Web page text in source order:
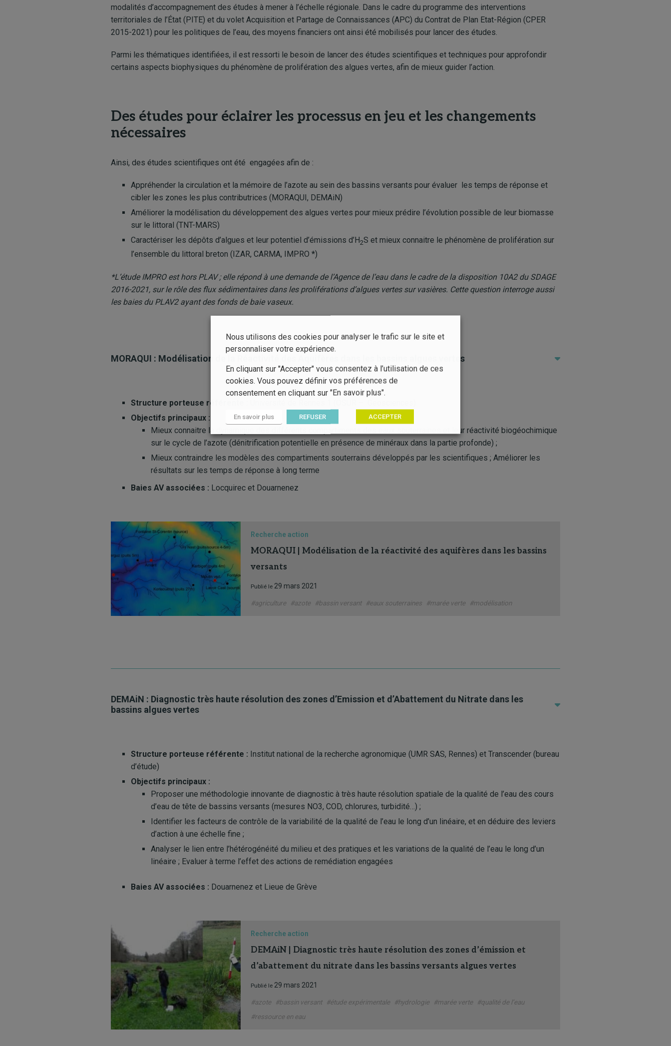
modalités d’accompagnement des études à mener à l’échelle régionale. Dans le cadre du programme des interventions
territoriales de l’État (PITE) et du volet Acquisition et Partage de Connaissances (APC) du Contrat de Plan Etat-Région (CPER
2015-2021) pour les politiques de l’eau, des moyens financiers ont ainsi été mobilisés pour lancer des études.
Parmi les thématiques identifiées, il est ressorti le besoin de lancer des études scientifiques et techniques pour approfondir
certains aspects biophysiques du phénomène de prolifération des algues vertes, afin de mieux guider l’action.
Des études pour éclairer les processus en jeu et les changements
nécessaires
Ainsi, des études scientifiques ont été engagées afin de :
Appréhender la circulation et la mémoire de l’azote au sein des bassins versants pour évaluer les temps de réponse et
cibler les zones les plus contributrices (MORAQUI, DEMAiN)
Améliorer la modélisation du développement des algues vertes pour mieux prédire l’évolution possible de leur biomasse
sur le littoral (TNT-MARS)
Caractériser les dépôts d’algues et leur potentiel d’émissions d’H2S et mieux connaitre le phénomène de prolifération sur
l’ensemble du littoral breton (IZAR, CARMA, IMPRO *)
*L’étude IMPRO est hors PLAV ; elle répond à une demande de l’Agence de l’eau dans le cadre de la disposition 10A2 du SDAGE
2016-2021, sur le rôle des flux sédimentaires dans les proliférations d’algues vertes sur vasières. Cette question interroge aussi
les baies du PLAV2 ayant des fonds de baie vaseux.
MORAQUI : Modélisation de la Réactivité des Aquifères dans les bassins algues vertes
Structure porteuse référente :
Objectifs principaux :
Mieux connaitre la dynamique des différents compartiments des eaux souterraines et leur réactivité biogéochimique
sur le cycle de l’azote (dénitrification potentielle en présence de minéraux dans la partie profonde) ;
Mieux contraindre les modèles des compartiments souterrains développés par les scientifiques ; Améliorer les
résultats sur les temps de réponse à long terme
Baies AV associées : Locquirec et Douarnenez
Recherche action
MORAQUI | Modélisation de la réactivité des aquifères dans les bassins
versants
Publié le 29 mars 2021
#agriculture #azote #bassin versant #eaux souterraines #marée verte #modélisation
DEMAiN : Diagnostic très haute résolution des zones d’Emission et d’Abattement du Nitrate dans les
bassins algues vertes
Structure porteuse référente : Institut national de la recherche agronomique (UMR SAS, Rennes) et Transcender (bureau
d’étude)
Objectifs principaux :
Proposer une méthodologie innovante de diagnostic à très haute résolution spatiale de la qualité de l’eau des cours
d’eau de tête de bassins versants (mesures NO3, COD, chlorures, turbidité…) ;
Identifier les facteurs de contrôle de la variabilité de la qualité de l’eau le long d’un linéaire, et en déduire des leviers
d’action à une échelle fine ;
Analyser le lien entre l’hétérogénéité du milieu et des pratiques et les variations de la qualité de l’eau le long d’un
linéaire ; Evaluer à terme l’effet des actions de remédiation engagées
Baies AV associées : Douarnenez et Lieue de Grève
Recherche action
DEMAiN | Diagnostic très haute résolution des zones d’émission et
d’abattement du nitrate dans les bassins versants algues vertes
Publié le 29 mars 2021
#azote #bassin versant #étude expérimentale #hydrologie #marée verte
#qualité de l’eau
#ressource en eau
Nous utilisons des cookies pour analyser le trafic sur le site et
personnaliser votre expérience.
En cliquant sur "Accepter" vous consentez à l’utilisation de ces
cookies. Vous pouvez définir vos préférences de
consentement en cliquant sur "En savoir plus".
En savoir plus REFUSER ACCEPTER